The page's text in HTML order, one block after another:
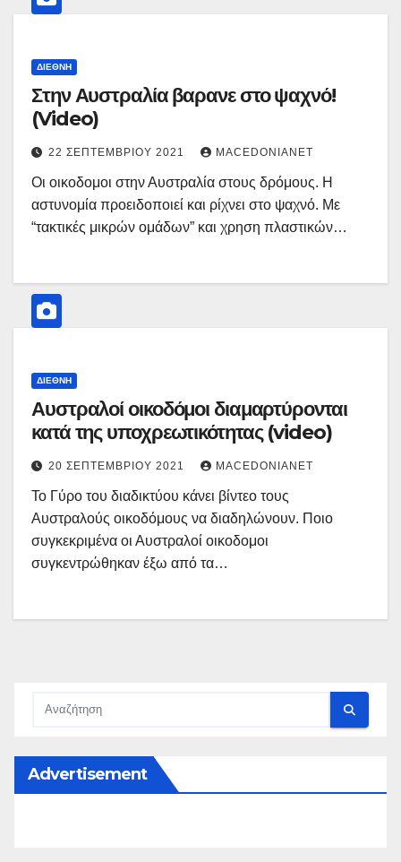
ΔΙΕΘΝΉ
Στην Αυστραλία βαρανε στο ψαχνό!
(Video)
22 ΣΕΠΤΕΜΒΡΊΟΥ 2021 MACEDONIANET
Οι οικοδομοι στην Αυστραλία στους δρόμους. Η
αστυνομία προειδοποιεί και ρίχνει στο ψαχνό. Με
“τακτικές μικρών ομάδων” και χρηση πλαστικών…
ΔΙΕΘΝΉ
Αυστραλοί οικοδόμοι διαμαρτύρονται
κατά της υποχρεωτικότητας (video)
20 ΣΕΠΤΕΜΒΡΊΟΥ 2021 MACEDONIANET
Το Γύρο του διαδικτύου κάνει βίντεο τους
Αυστραλούς οικοδόμους να διαδηλώνουν. Ποιο
συγκεκριμένα οι Αυστραλοί οικοδομοι
συγκεντρώθηκαν έξω από τα…
Advertisement